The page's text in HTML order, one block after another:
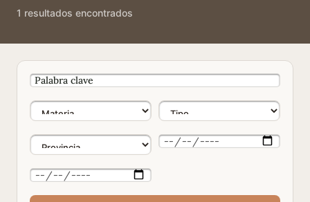
1 resultados encontrados